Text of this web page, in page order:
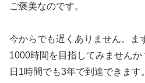
ご褒美なのです。
今からでも遅くありません。ま
1000時間を目指してみません
日1時間でも3年で到達できます。